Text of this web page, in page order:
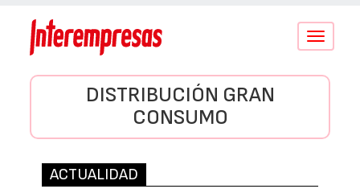
Conmutar
DISTRIBUCIÓN GRAN
CONSUMO
ACTUALIDAD